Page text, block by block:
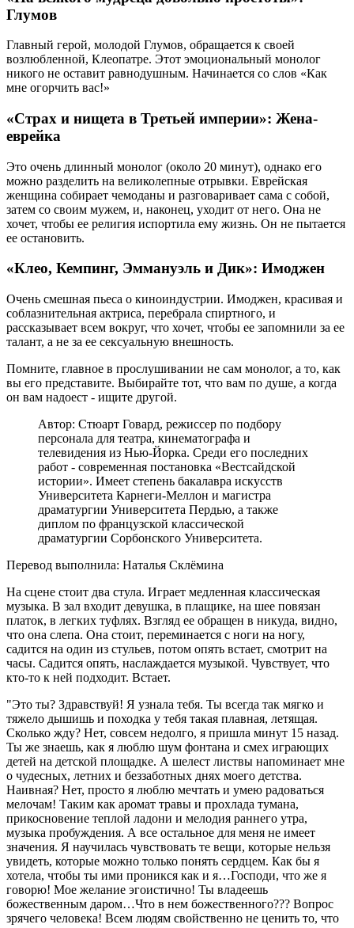
Глумов
Главный герой, молодой Глумов, обращается к своей
возлюбленной, Клеопатре. Этот эмоциональный монолог
никого не оставит равнодушным. Начинается со слов «Как
мне огорчить вас!»
«Страх и нищета в Третьей империи»: Жена-
еврейка
Это очень длинный монолог (около 20 минут), однако его
можно разделить на великолепные отрывки. Еврейская
женщина собирает чемоданы и разговаривает сама с собой,
затем со своим мужем, и, наконец, уходит от него. Она не
хочет, чтобы ее религия испортила ему жизнь. Он не пытается
ее остановить.
«Клео, Кемпинг, Эммануэль и Дик»: Имоджен
Очень смешная пьеса о киноиндустрии. Имоджен, красивая и
соблазнительная актриса, перебрала спиртного, и
рассказывает всем вокруг, что хочет, чтобы ее запомнили за ее
талант, а не за ее сексуальную внешность.
Помните, главное в прослушивании не сам монолог, а то, как
вы его представите. Выбирайте тот, что вам по душе, а когда
он вам надоест - ищите другой.
Автор: Стюарт Говард, режиссер по подбору
персонала для театра, кинематографа и
телевидения из Нью-Йорка. Среди его последних
работ - современная постановка «Вестсайдской
истории». Имеет степень бакалавра искусств
Университета Карнеги-Меллон и магистра
драматургии Университета Пердью, а также
диплом по французской классической
драматургии Сорбонского Университета.
Перевод выполнила: Наталья Склёмина
На сцене стоит два стула. Играет медленная классическая
музыка. В зал входит девушка, в плащике, на шее повязан
платок, в легких туфлях. Взгляд ее обращен в никуда, видно,
что она слепа. Она стоит, переминается с ноги на ногу,
садится на один из стульев, потом опять встает, смотрит на
часы. Садится опять, наслаждается музыкой. Чувствует, что
кто-то к ней подходит. Встает.
"Это ты? Здравствуй! Я узнала тебя. Ты всегда так мягко и
тяжело дышишь и походка у тебя такая плавная, летящая.
Сколько жду? Нет, совсем недолго, я пришла минут 15 назад.
Ты же знаешь, как я люблю шум фонтана и смех играющих
детей на детской площадке. А шелест листвы напоминает мне
о чудесных, летних и беззаботных днях моего детства.
Наивная? Нет, просто я люблю мечтать и умею радоваться
мелочам! Таким как аромат травы и прохлада тумана,
прикосновение теплой ладони и мелодия раннего утра,
музыка пробуждения. А все остальное для меня не имеет
значения. Я научилась чувствовать те вещи, которые нельзя
увидеть, которые можно только понять сердцем. Как бы я
хотела, чтобы ты ими проникся как и я…Господи, что же я
говорю! Мое желание эгоистично! Ты владеешь
божественным даром…Что в нем божественного??? Вопрос
зрячего человека! Всем людям свойственно не ценить то, что